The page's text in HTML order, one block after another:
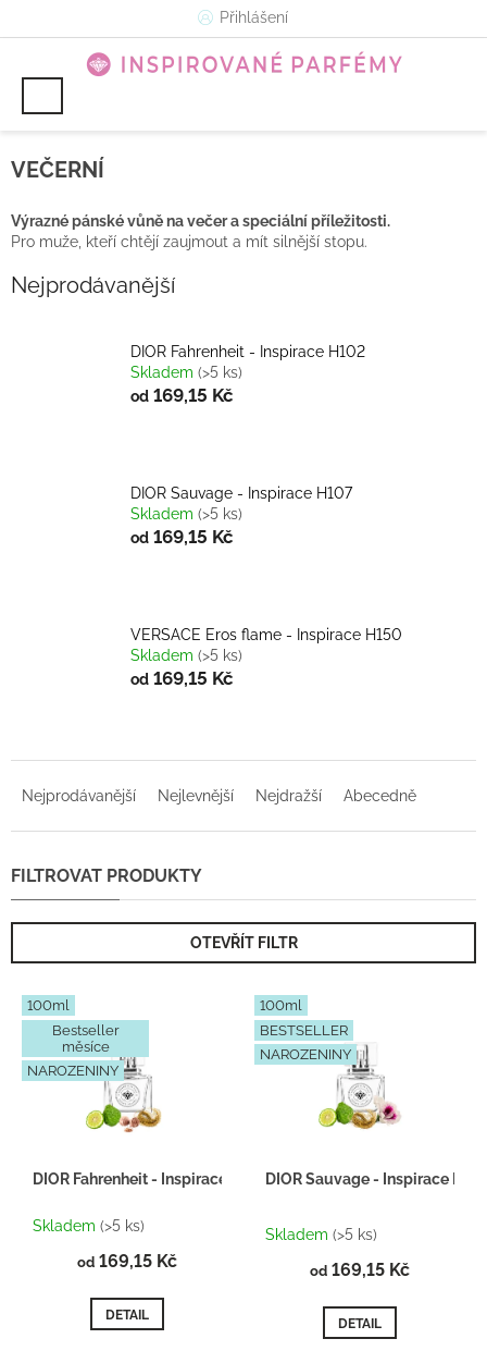
Přihlášení
VEČERNÍ
Výrazné pánské vůně na večer a speciální příležitosti.
Pro muže, kteří chtějí zaujmout a mít silnější stopu.
Nejprodávanější
DIOR Fahrenheit - Inspirace H102
Skladem (>5 ks)
od 169,15 Kč
DIOR Sauvage - Inspirace H107
Skladem (>5 ks)
od 169,15 Kč
VERSACE Eros flame - Inspirace H150
Skladem (>5 ks)
od 169,15 Kč
n
p
o
u
ů
Nejprodávanější Nejlevnější Nejdražší Abecedně
OTEVŘÍT FILTR
V100ml
Bestseller
měsíce
NAROZENINY
DIOR Fahrenheit - Inspirace H102
Skladem (>5 ks)
od 169,15 Kč
DETAIL
100ml
BESTSELLER
NAROZENINY
DIOR Sauvage - Inspirace
hodnocení
je
z
5
Skladem (>5 ks)
od 169,15 Kč
DETAIL